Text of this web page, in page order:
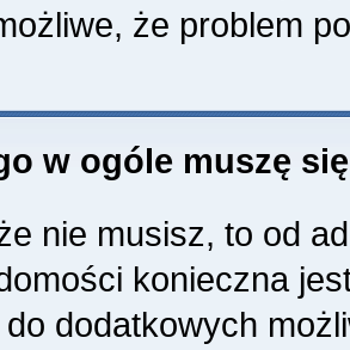
że problem
w ogóle muszę
nie musisz, to od
konieczna
dodatkowych